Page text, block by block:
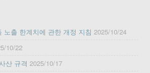
노출 한계치에 관한 개정 지침 2025/10/24
10/22
산 규격 2025/10/17